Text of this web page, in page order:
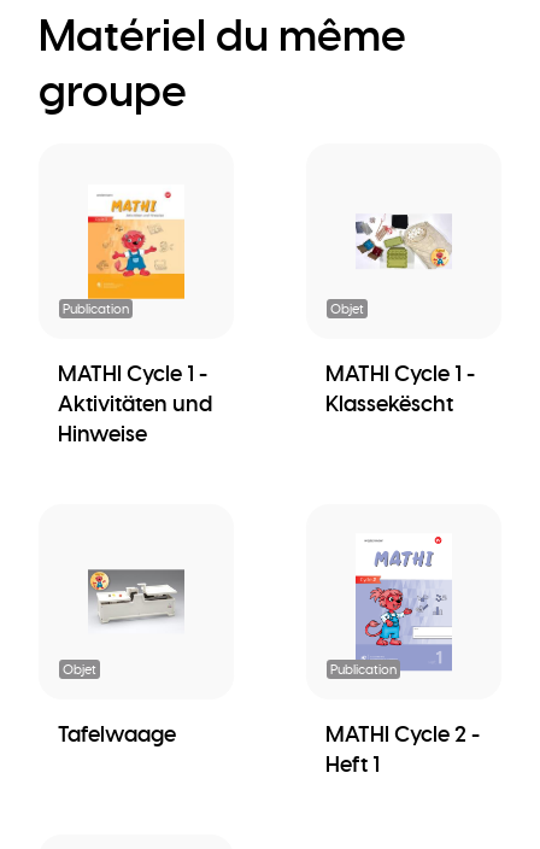
Matériel du même
groupe
Publication
MATHI Cycle 1 -
Aktivitäten und
Hinweise
Objet
MATHI Cycle 1 -
Klassekëscht
Objet
Tafelwaage
Publication
MATHI Cycle 2 -
Heft 1